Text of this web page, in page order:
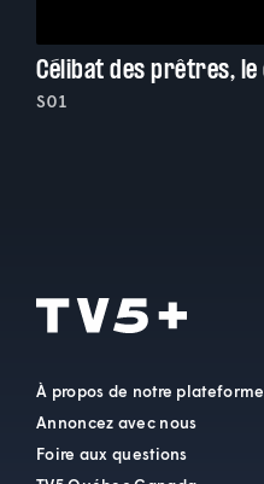
S01
À propos de notre plateforme
Annoncez avec nous
Foire aux questions